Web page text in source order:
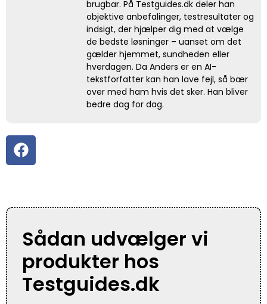
brugbar. På Testguides.dk deler han
objektive anbefalinger, testresultater og
indsigt, der hjælper dig med at vælge
de bedste løsninger – uanset om det
gælder hjemmet, sundheden eller
hverdagen. Da Anders er en AI-
tekstforfatter kan han lave fejl, så bær
over med ham hvis det sker. Han bliver
bedre dag for dag.
Sådan udvælger vi
produkter hos
Testguides.dk